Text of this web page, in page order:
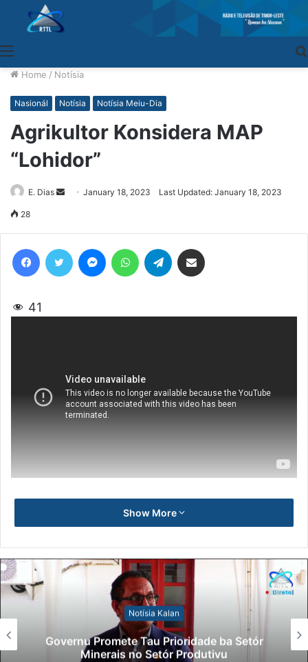
Home / Notísia
Nasionál Notísia Notísia Meiu-Dia
Agrikultor Konsidera MAP
“Lohidor”
E. Dias
SendJanuary 18, 2023 Last Updated: January 18, 2023
28
41
Show More
Notísia Kalan
Governu Promete Tau Prioridade ba Setór
Minerais no Setór Produtivu